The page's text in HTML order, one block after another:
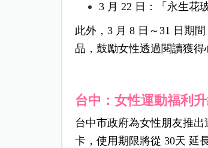
3 月 22 日：「永生花
此外，3 月 8 日～31 日期
品，鼓勵女性透過閱讀獲得
台中：女性運動福利
台中市政府為女性朋友推
卡，使用期限將從 30天 延